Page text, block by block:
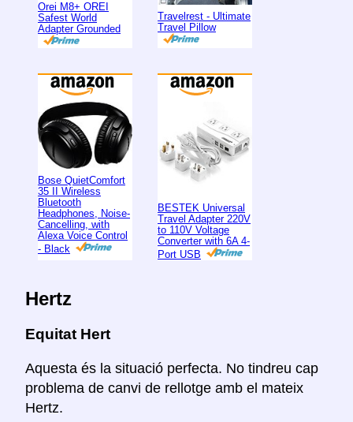
Orei M8+ OREI
Safest World
Adapter Grounded
Travelrest - Ultimate
Travel Pillow
Bose QuietComfort
35 II Wireless
Bluetooth
Headphones, Noise-
Cancelling, with
Alexa Voice Control
- Black
BESTEK Universal
Travel Adapter 220V
to 110V Voltage
Converter with 6A 4-
Port USB
Hertz
Equitat Hert
Aquesta és la situació perfecta. No tindreu cap
problema de canvi de rellotge amb el mateix
Hertz.